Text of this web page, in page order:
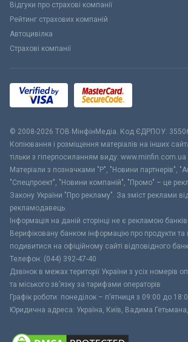
Відгуки про страхові компанії
Рейтинг страхових компаній
Автоцивілка
Страхові компанії
© 2008-2026 ТОВ МiнфiнМедiа. Код ЄДРПОУ:
Копіювання і розміщення матеріалів на інших
тільки з гіперпосиланням виду: www.minfin.com.ua
Матеріали з позначками "Р", "Новини партнерів",
"Спецпроект", "Новини компаній", "Промо" – це
Закону України "Про рекламу". За зміст реклами
рекламодавець.
Інформація на даній сторінці не є рекламою
Верифіковану банком інформацію про продукти
подивитися на офіційному сайті відповідного
Телефон: (044) 392-47-40
Дзвінок в межах території України з усіх номерів
та міського зв’язку за тарифами операторів
Графік роботи: понеділок – п’ятниця з 09:00 до
Юридична адреса: Україна, Київ, Вадима